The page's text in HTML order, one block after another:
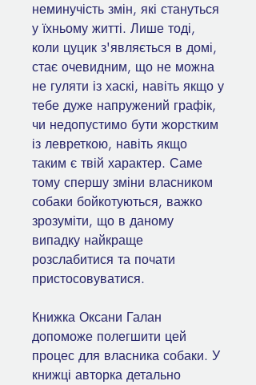
неминучість змін, які стануться
у їхньому житті. Лише тоді,
коли цуцик з'являється в домі,
стає очевидним, що не можна
не гуляти із хаскі, навіть якщо у
тебе дуже напружений графік,
чи недопустимо бути жорстким
із левреткою, навіть якщо
таким є твій характер. Саме
тому спершу зміни власником
собаки бойкотуються, важко
зрозуміти, що в даному
випадку найкраще
розслабитися та почати
пристосовуватися.
Книжка Оксани Галан
допоможе полегшити цей
процес для власника собаки. У
книжці авторка детально